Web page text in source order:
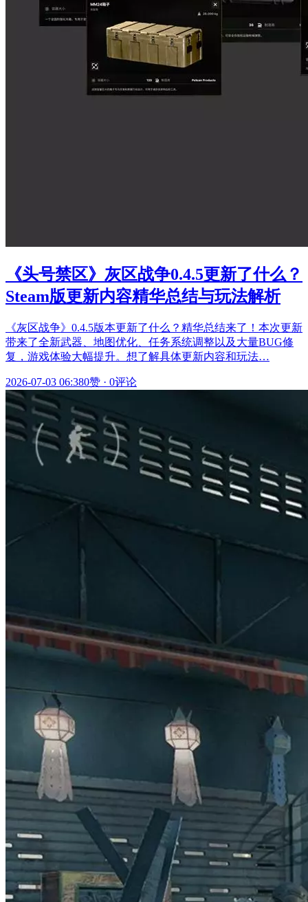
《头号禁区》灰区战争0.4.5更新了什么？
Steam版更新内容精华总结与玩法解析
《灰区战争》0.4.5版本更新了什么？精华总结来了！本次更新
带来了全新武器、地图优化、任务系统调整以及大量BUG修
复，游戏体验大幅提升。想了解具体更新内容和玩法…
2026-07-03 06:380赞 · 0评论